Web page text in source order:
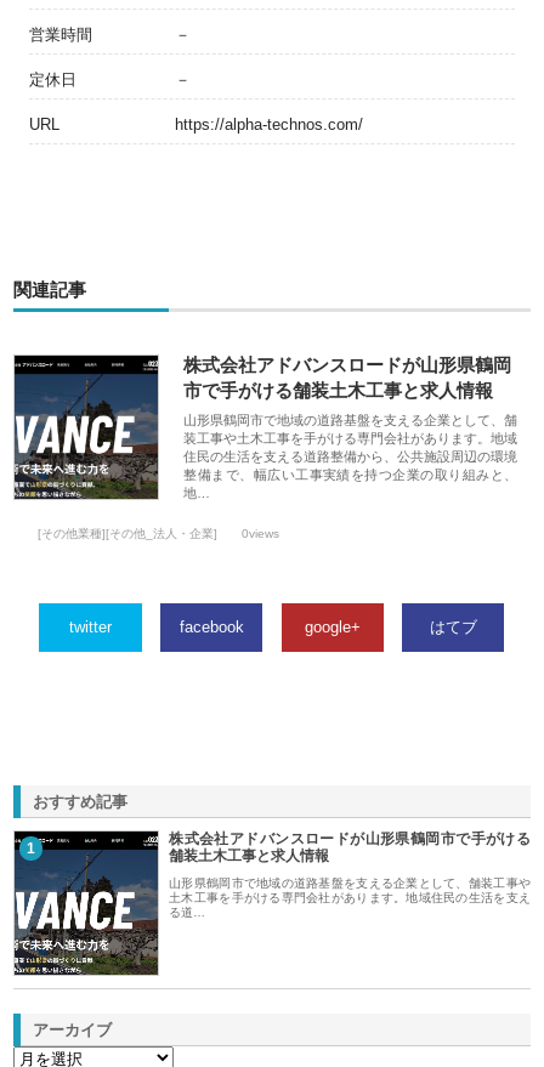
営業時間 －
定休日 －
URL https://alpha-technos.com/
関連記事
株式会社アドバンスロードが山形県鶴岡
市で手がける舗装土木工事と求人情報
山形県鶴岡市で地域の道路基盤を支える企業として、舗
装工事や土木工事を手がける専門会社があります。地域
住民の生活を支える道路整備から、公共施設周辺の環境
整備まで、幅広い工事実績を持つ企業の取り組みと、
地…
[その他業種][その他_法人・企業] 0views
twitter facebook google+ はてブ
おすすめ記事
1
株式会社アドバンスロードが山形県鶴岡市で手がける
舗装土木工事と求人情報
山形県鶴岡市で地域の道路基盤を支える企業として、舗装工事や
土木工事を手がける専門会社があります。地域住民の生活を支え
る道…
アーカイブ